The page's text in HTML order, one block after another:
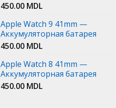
450.00 MDL
Apple Watch 9 41mm —
Аккумуляторная батарея
450.00 MDL
Apple Watch 8 41mm —
Аккумуляторная батарея
450.00 MDL